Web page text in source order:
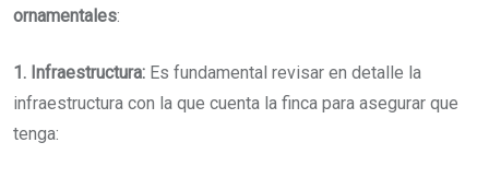
ornamentales:
1. Infraestructura: Es fundamental revisar en detalle la
infraestructura con la que cuenta la finca para asegurar que
tenga: